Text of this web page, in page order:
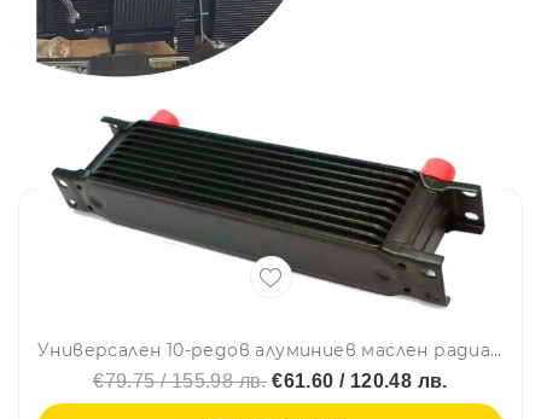
Универсален 10-редов алуминиев маслен радиатор / охладител за масло AN10 37° – черен
€79.75 / 155.98 лв.€61.60 / 120.48 лв.